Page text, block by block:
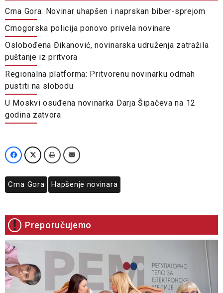
Crna Gora: Novinar uhapšen i naprskan biber-sprejom
Crnogorska policija ponovo privela novinare
Oslobođena Đikanović, novinarska udruženja zatražila
puštanje iz pritvora
Regionalna platforma: Pritvorenu novinarku odmah
pustiti na slobodu
U Moskvi osuđena novinarka Darja Šipačeva na 12
godina zatvora
Crna Gora Hapšenje novinara
Preporučujemo